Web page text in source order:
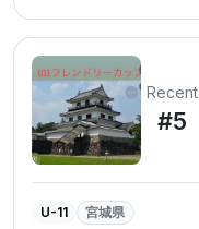
Recent
#5
U-11 宮城県